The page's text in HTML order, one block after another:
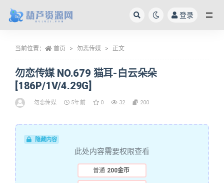
登录
当前位置： 首页 勿恋传媒 正文
勿恋传媒 NO.679 猫耳-白云朵朵
[186P/1V/4.29G]
勿恋传媒 5年前 0 32 200
隐藏内容
此处内容需要权限查看
普通 200金币